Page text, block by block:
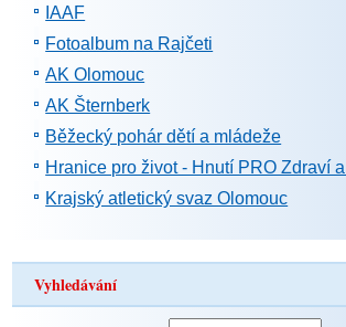
IAAF
Fotoalbum na Rajčeti
AK Olomouc
AK Šternberk
Běžecký pohár dětí a mládeže
Hranice pro život - Hnutí PRO Zdraví
Krajský atletický svaz Olomouc
Vyhledávání